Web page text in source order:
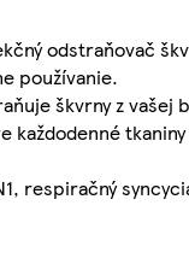
odstraňovač
používanie.
škvrny z vašej
každodenné
respiračný